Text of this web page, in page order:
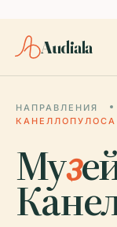
Audiala
НАПРАВЛЕНИЯ
КАНЕЛЛОПУЛОСА
Муз